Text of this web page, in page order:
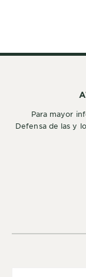
Para mayor
Defensa de las y